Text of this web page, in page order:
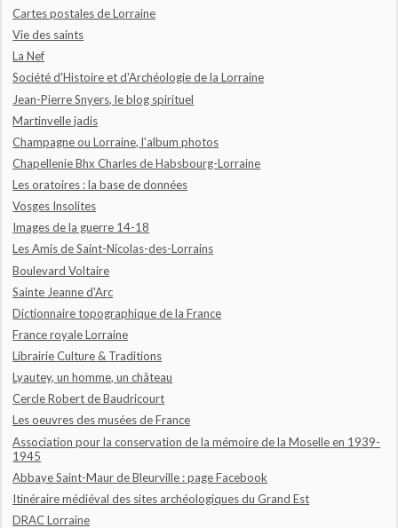
Cartes postales de Lorraine
Vie des saints
La Nef
Société d'Histoire et d'Archéologie de la Lorraine
Jean-Pierre Snyers, le blog spirituel
Martinvelle jadis
Champagne ou Lorraine, l'album photos
Chapellenie Bhx Charles de Habsbourg-Lorraine
Les oratoires : la base de données
Vosges Insolites
Images de la guerre 14-18
Les Amis de Saint-Nicolas-des-Lorrains
Boulevard Voltaire
Sainte Jeanne d'Arc
Dictionnaire topographique de la France
France royale Lorraine
Librairie Culture & Traditions
Lyautey, un homme, un château
Cercle Robert de Baudricourt
Les oeuvres des musées de France
Association pour la conservation de la mémoire de la Moselle en 1939-
1945
Abbaye Saint-Maur de Bleurville : page Facebook
Itinéraire médiéval des sites archéologiques du Grand Est
DRAC Lorraine